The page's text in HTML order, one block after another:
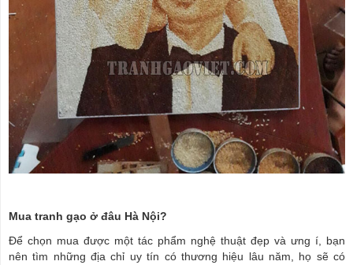
Mua tranh gạo ở đâu Hà Nội?
Để chọn mua được một tác phẩm nghệ thuật đẹp và ưng í, bạn
nên tìm những địa chỉ uy tín có thương hiệu lâu năm, họ sẽ có